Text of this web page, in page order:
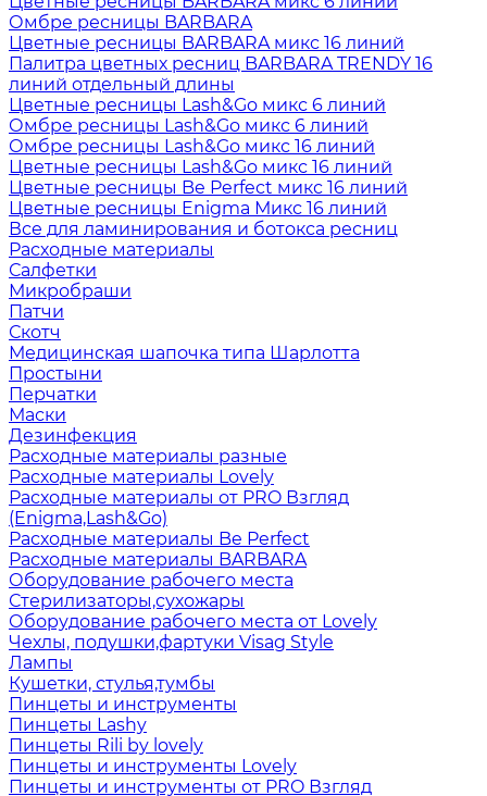
Омбре ресницы BARBARA
Цветные ресницы BARBARA микс 16 линий
Палитра цветных ресниц BARBARA TRENDY 16
линий отдельный длины
Цветные ресницы Lash&Go микс 6 линий
Омбре ресницы Lash&Go микс 6 линий
Омбре ресницы Lash&Go микс 16 линий
Цветные ресницы Lash&Go микс 16 линий
Цветные ресницы Be Perfect микс 16 линий
Цветные ресницы Enigma Микс 16 линий
Все для ламинирования и ботокса ресниц
Расходные материалы
Салфетки
Микробраши
Патчи
Скотч
Медицинская шапочка типа Шарлотта
Простыни
Перчатки
Маски
Дезинфекция
Расходные материалы разные
Расходные материалы Lovely
Расходные материалы от PRO Взгляд
(Enigma,Lash&Go)
Расходные материалы Be Perfect
Расходные материалы BARBARA
Оборудование рабочего места
Стерилизаторы,сухожары
Оборудование рабочего места от Lovely
Чехлы, подушки,фартуки Visag Style
Лампы
Кушетки, стулья,тумбы
Пинцеты и инструменты
Пинцеты Lashy
Пинцеты Rili by lovely
Пинцеты и инструменты Lovely
Пинцеты и инструменты от PRO Взгляд